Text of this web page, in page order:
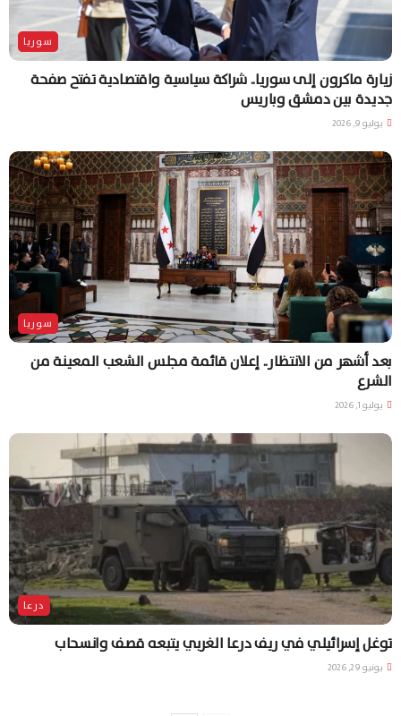
سوريا
زيارة ماكرون إلى سوريا.. شراكة سياسية واقتصادية تفتح صفحة
جديدة بين دمشق وباريس
يوليو 9, 2026
سوريا
بعد أشهر من الانتظار.. إعلان قائمة مجلس الشعب المعينة من
الشرع
يوليو 1, 2026
درعا
توغل إسرائيلي في ريف درعا الغربي يتبعه قصف وانسحاب
يونيو 29, 2026